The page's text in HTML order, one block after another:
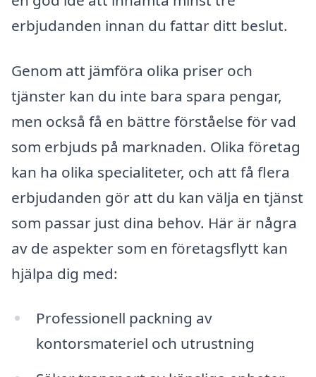
erbjudanden innan du fattar ditt beslut.
Genom att jämföra olika priser och
tjänster kan du inte bara spara pengar,
men också få en bättre förståelse för vad
som erbjuds på marknaden. Olika företag
kan ha olika specialiteter, och att få flera
erbjudanden gör att du kan välja en tjänst
som passar just dina behov. Här är några
av de aspekter som en företagsflytt kan
hjälpa dig med:
Professionell packning av
kontorsmateriel och utrustning